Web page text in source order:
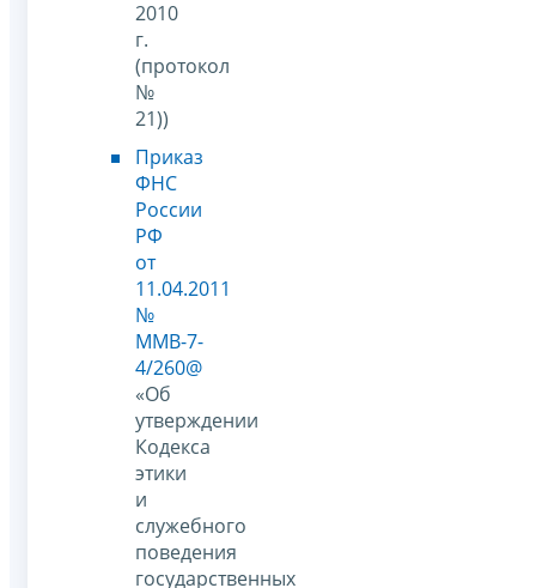
2010
г.
(протокол
№
21))
Приказ
ФНС
России
РФ
от
11.04.2011
№
ММВ-7-
4/260@
«Об
утверждении
Кодекса
этики
и
служебного
поведения
государственных